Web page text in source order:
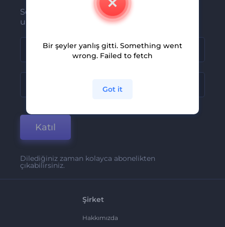
Son haber ve tekliflerimiz ilk olarak size
ulaşsın
Katıl
Dilediğiniz zaman kolayca abonelikten
çıkabilirsiniz.
Şirket
Hakkımızda
Bir şeyler yanlış gitti. Something went
wrong. Failed to fetch
Got it